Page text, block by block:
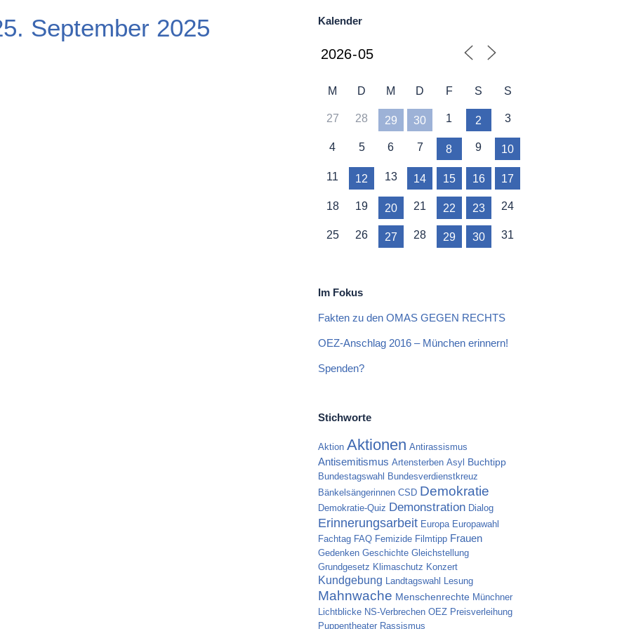
September 2025 Kalender
M D M D F S S
27 28 29 30 1 2 3
4 5 6 7 8 9 10
11 12 13 14 15 16 17
18 19 20 21 22 23 24
25 26 27 28 29 30 31
Im Fokus
Fakten zu den OMAS GEGEN RECHTS
OEZ-Anschlag 2016 – München erinnern!
Spenden?
Stichworte
Aktion Aktionen Antirassismus
Antisemitismus Artensterben Asyl Buchtipp
Bundestagswahl Bundesverdienstkreuz
Bänkelsängerinnen CSD Demokratie
Demokratie-Quiz Demonstration Dialog
Erinnerungsarbeit Europa Europawahl
Fachtag FAQ Femizide Filmtipp Frauen
Gedenken Geschichte Gleichstellung
Grundgesetz Klimaschutz Konzert
Kundgebung Landtagswahl Lesung
Mahnwache Menschenrechte Münchner
Lichtblicke NS-Verbrechen OEZ Preisverleihung
Puppentheater Rassismus